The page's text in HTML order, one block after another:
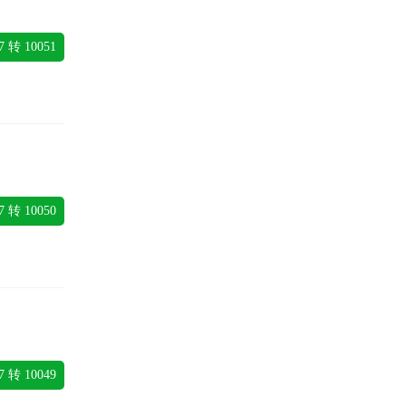
转 10051
转 10050
转 10049